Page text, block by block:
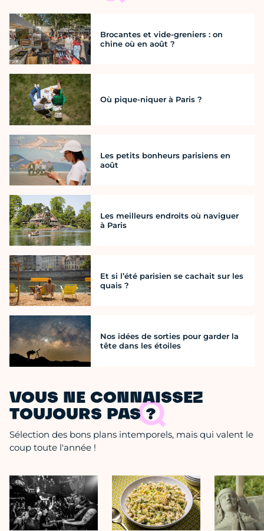
Brocantes et vide-greniers : on
chine où en août ?
Où pique-niquer à Paris ?
Les petits bonheurs parisiens en
août
Les meilleurs endroits où naviguer
à Paris
Et si l’été parisien se cachait sur les
quais ?
Nos idées de sorties pour garder la
tête dans les étoiles
VOUS NE CONNAISSEZ
TOUJOURS PAS ?
Sélection des bons plans intemporels, mais qui valent le
coup toute l'année !